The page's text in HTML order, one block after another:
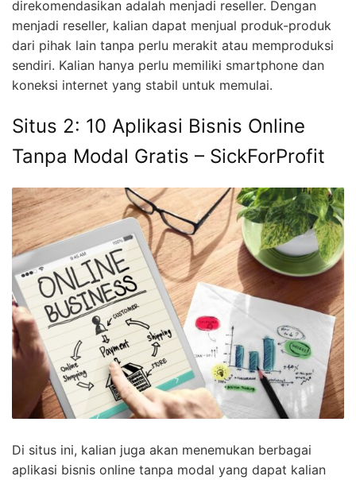
direkomendasikan adalah menjadi reseller. Dengan
menjadi reseller, kalian dapat menjual produk-produk
dari pihak lain tanpa perlu merakit atau memproduksi
sendiri. Kalian hanya perlu memiliki smartphone dan
koneksi internet yang stabil untuk memulai.
Situs 2: 10 Aplikasi Bisnis Online
Tanpa Modal Gratis – SickForProfit
Di situs ini, kalian juga akan menemukan berbagai
aplikasi bisnis online tanpa modal yang dapat kalian